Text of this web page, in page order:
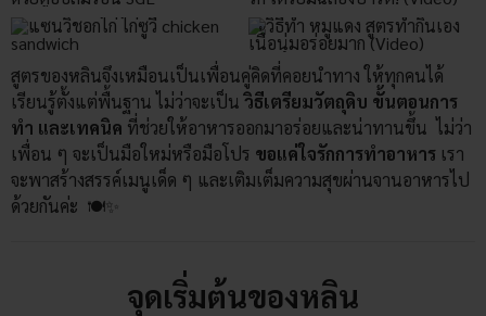
สูตรของหลินจึงเหมือนเป็นเพื่อนคู่คิดที่คอยนำทาง ให้ทุกคนได้
เรียนรู้ตั้งแต่พื้นฐาน ไม่ว่าจะเป็นวิธีเตรียมวัตถุดิบ ขั้นตอนการ
ทำ และเทคนิค ที่ช่วยให้อาหารออกมาอร่อยและน่าทานขึ้น ไม่ว่า
เพื่อน ๆ จะเป็นมือใหม่หรือมือโปร ขอแค่ใจรักการทำอาหาร เรา
จะพาสร้างสรรค์เมนูเด็ด ๆ และเติมเต็มความสุขผ่านจานอาหารไป
ด้วยกันค่ะ 🍽️✨
จุดเริ่มต้นของหลิน